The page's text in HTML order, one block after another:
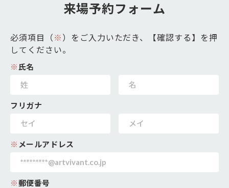
来場予約フォーム
必須項目（ ※ ）をご入力いただき、【確認する】を押
してください。
※ 氏名
フリガナ
※ メールアドレス
※郵便番号